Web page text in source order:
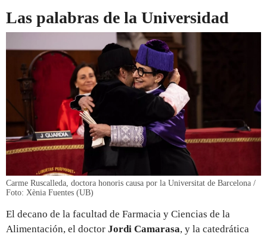
Las palabras de la Universidad
Carme Ruscalleda, doctora honoris causa por la Universitat de Barcelona /
Foto: Xènia Fuentes (UB)
El decano de la facultad de Farmacia y Ciencias de la
Alimentación, el doctor Jordi Camarasa, y la catedrática